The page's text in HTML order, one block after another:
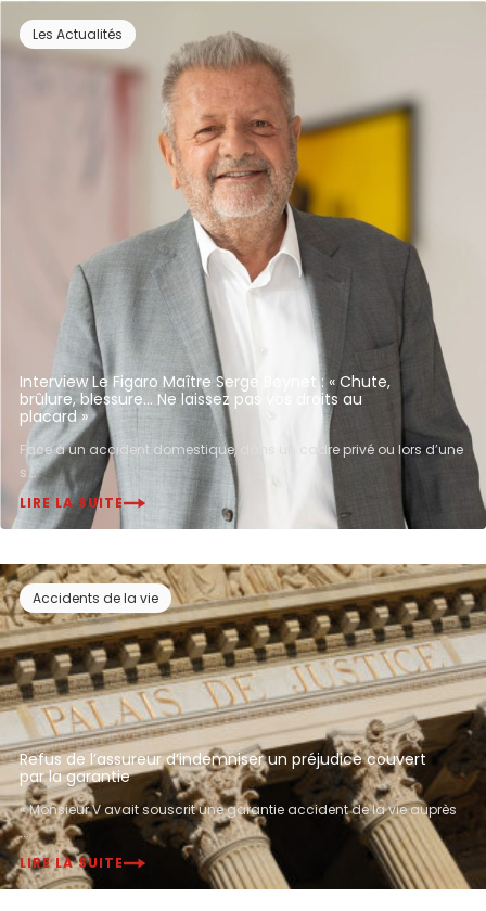
Les Actualités
Interview Le Figaro Maître Serge Beynet : « Chute,
brûlure, blessure… Ne laissez pas vos droits au
placard »
Face à un accident domestique, dans un cadre privé ou lors d’une
s...
LIRE LA SUITE
Accidents de la vie
Refus de l’assureur d’indemniser un préjudice couvert
par la garantie
« Monsieur V avait souscrit une garantie accident de la vie auprès
...
LIRE LA SUITE